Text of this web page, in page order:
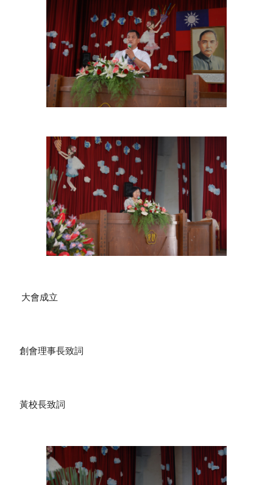
  大會成立
創會理事長致詞
黃校長致詞